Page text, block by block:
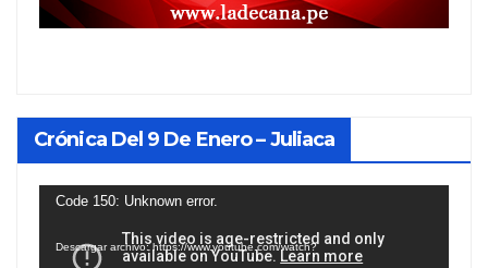
Crónica Del 9 De Enero – Juliaca
Reproductor
Code 150: Unknown error.
Descargar archivo: https://www.youtube.com/watch?